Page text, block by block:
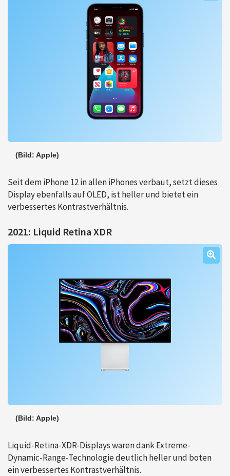
(Bild: Apple)
Seit dem iPhone 12 in allen iPhones verbaut, setzt dieses
Display ebenfalls auf OLED, ist heller und bietet ein
verbessertes Kontrastverhältnis.
2021: Liquid Retina XDR
(Bild: Apple)
Liquid-Retina-XDR-Displays waren dank Extreme-
Dynamic-Range-Technologie deutlich heller und boten
ein verbessertes Kontrastverhältnis.